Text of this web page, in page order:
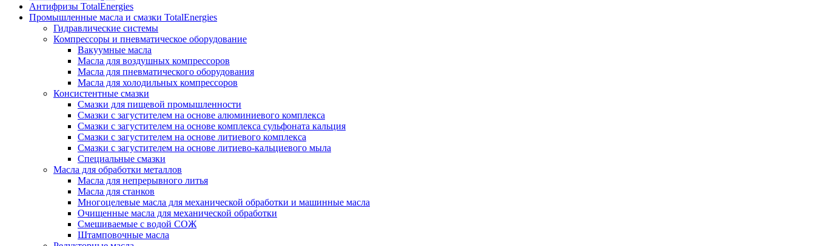
Антифризы TotalEnergies
Промышленные масла и смазки TotalEnergies
Гидравлические системы
Компрессоры и пневматическое оборудование
Вакуумные масла
Масла для воздушных компрессоров
Масла для пневматического оборудования
Масла для холодильных компрессоров
Консистентные смазки
Смазки для пищевой промышленности
Смазки с загустителем на основе алюминиевого комплекса
Смазки с загустителем на основе комплекса сульфоната кальция
Смазки с загустителем на основе литиевого комплекса
Смазки с загустителем на основе литиево-кальциевого мыла
Специальные смазки
Масла для обработки металлов
Масла для непрерывного литья
Масла для станков
Многоцелевые масла для механической обработки и машинные масла
Очищенные масла для механической обработки
Смешиваемые с водой СОЖ
Штамповочные масла